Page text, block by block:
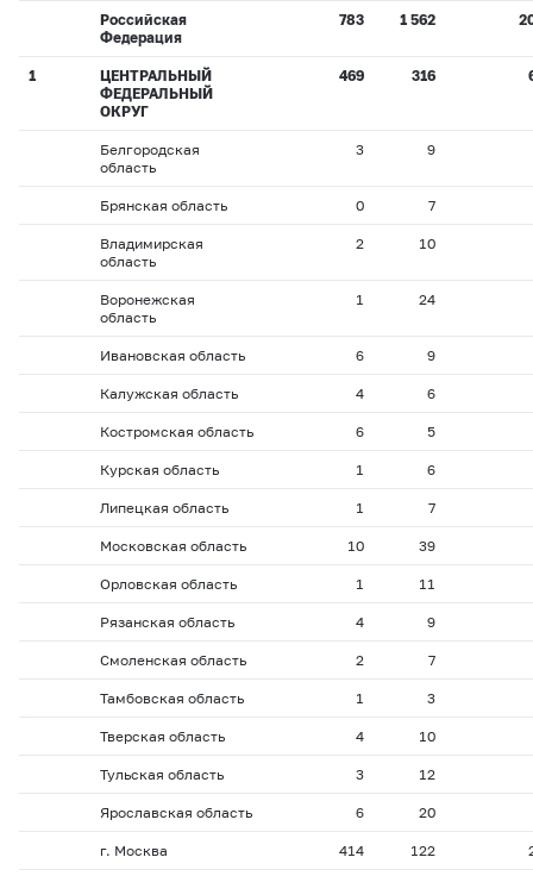
Российская
Федерация
783 1 562
1
ЦЕНТРАЛЬНЫЙ
ФЕДЕРАЛЬНЫЙ
ОКРУГ
469 316
Белгородская
область
3 9
Брянская область 0 7
Владимирская
область
2 10
Воронежская
область
1 24
Ивановская область 6 9
Калужская область 4 6
Костромская область 6 5
Курская область 1 6
Липецкая область 1 7
Московская область 10 39
Орловская область 1 11
Рязанская область 4 9
Смоленская область 2 7
Тамбовская область 1 3
Тверская область 4 10
Тульская область 3 12
Ярославская область 6 20
г. Москва 414 122